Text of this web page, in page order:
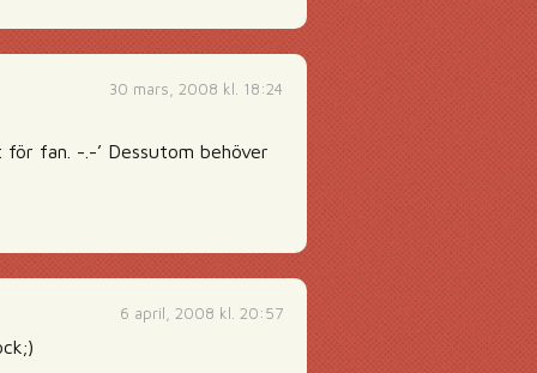
30 mars, 2008 kl. 18:24
fan. -.-’ Dessutom behöver
6 april, 2008 kl. 20:57